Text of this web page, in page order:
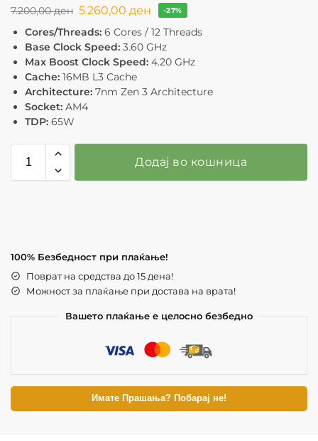
7.200,00ден 5.260,00 ден -27%
Cores/Threads: 6 Cores / 12 Threads
Base Clock Speed: 3.60 GHz
Max Boost Clock Speed: 4.20 GHz
Cache: 16MB L3 Cache
Architecture: 7nm Zen 3 Architecture
Socket: AM4
TDP: 65W
Додај во кошница
100% Безбедност при плаќање!
Поврат на средства до 15 дена!
Можност за плаќање при достава на врата!
Вашето плаќање е целосно безбедно
Имате Прашања? Побарај не!